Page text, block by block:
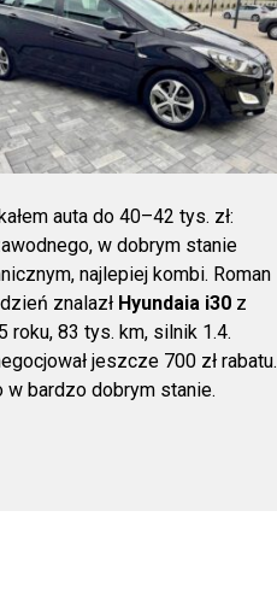
auta do 40–42 tys. zł:
w dobrym stanie
najlepiej kombi. Roman
znalazł Hyundaia i30 z
roku, 83 tys. km, silnik 1.4.
jeszcze 700 zł rabatu.
w bardzo dobrym stanie.